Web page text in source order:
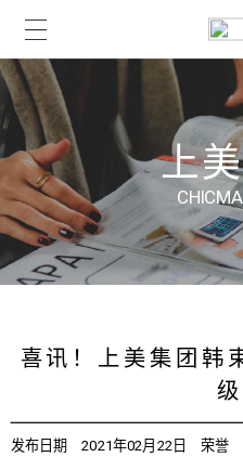
上
喜讯！上美集团韩
级
发布日期 2021年02月22日 荣誉